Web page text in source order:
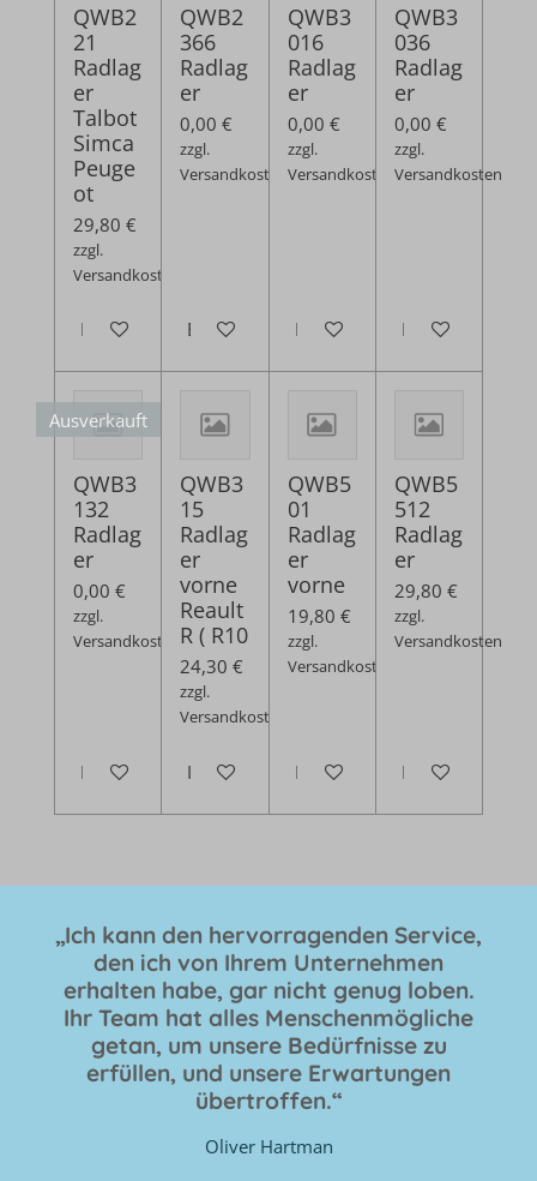
QWB2
21
Radlag
er
Talbot
Simca
Peuge
ot
29,80 €
zzgl.
Versandkosten
In den Warenkorb
QWB2
366
Radlag
er
0,00 €
zzgl.
Versandkosten
Bei Verfügbarkeit benachrichtigen
QWB3
016
Radlag
er
0,00 €
zzgl.
Versandkosten
Bei Verfügbarkeit
QWB3
036
Radlag
er
0,00 €
zzgl.
Versandkosten
Bei
Ausverkauft
QWB3
132
Radlag
er
0,00 €
zzgl.
Versandkosten
Bei Verfügbarkeit benachrichtigen
QWB3
15
Radlag
er
vorne
Reault
R ( R10
24,30 €
zzgl.
Versandkosten
In den Warenkorb
QWB5
01
Radlag
er
vorne
19,80 €
zzgl.
Versandkosten
In den Warenkorb
QWB5
512
Radlag
er
29,80 €
zzgl.
Versandkosten
In den
„Ich kann den hervorragenden Service,
den ich von Ihrem Unternehmen
erhalten habe, gar nicht genug loben.
Ihr Team hat alles Menschenmögliche
getan, um unsere Bedürfnisse zu
erfüllen, und unsere Erwartungen
übertroffen.“
Oliver Hartman